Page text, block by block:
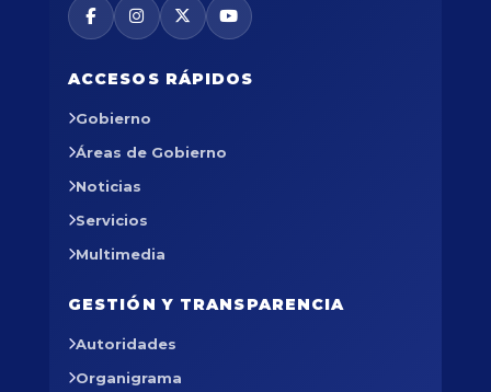
ACCESOS RÁPIDOS
Gobierno
Áreas de Gobierno
Noticias
Servicios
Multimedia
GESTIÓN Y TRANSPARENCIA
Autoridades
Organigrama